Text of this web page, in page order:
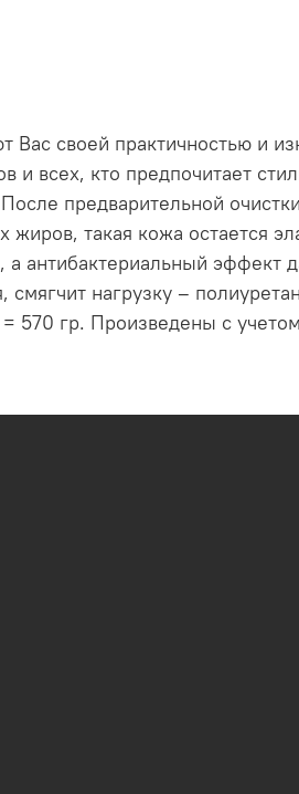
своей практичностью и
и всех, кто предпочитает
предварительной
жиров, такая кожа остается
антибактериальный эффект
нагрузку –
570 гр. Произведены с